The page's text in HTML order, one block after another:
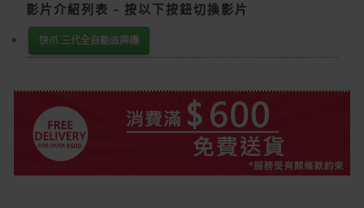
影片介紹列表 - 按以下按鈕切換影片
快爪 三代全自動派牌機